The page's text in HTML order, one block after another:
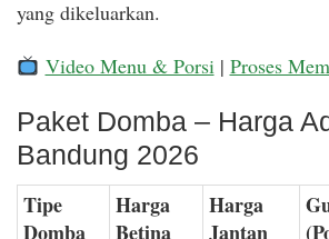
yang dikeluarkan.
Video Menu & Porsi| Proses
Paket Domba – Harga
Bandung 2026
Tipe
Domba
Harga
Betina
Harga
Jantan